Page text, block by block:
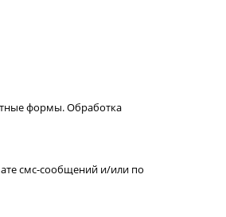
формы. Обработка
смс-сообщений и/или по